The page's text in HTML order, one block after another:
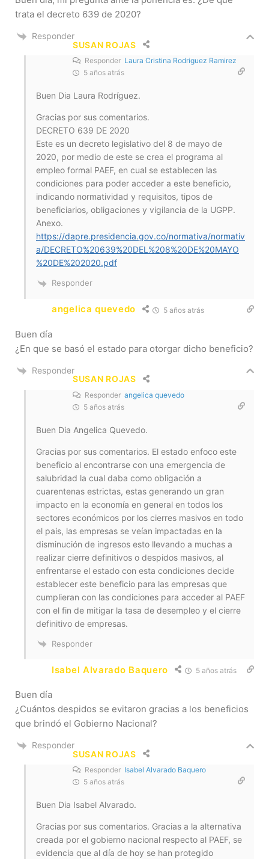
trata el decreto 639 de 2020?
Responder
SUSAN ROJAS
Responder Laura Cristina Rodriguez Ramirez
5 años atrás
Buen Dia Laura Rodríguez.
Gracias por sus comentarios.
DECRETO 639 DE 2020
Este es un decreto legislativo del 8 de mayo de
2020, por medio de este se crea el programa al
empleo formal PAEF, en cual se establecen las
condiciones para poder acceder a este beneficio,
indicando normatividad y requisitos, tipos de
beneficiarios, obligaciones y vigilancia de la UGPP.
Anexo.
https://dapre.presidencia.gov.co/normativa/normativ
a/DECRETO%20639%20DEL%208%20DE%20MAYO
%20DE%202020.pdf
Responder
angelica quevedo 5 años atrás
Buen día
¿En que se basó el estado para otorgar dicho beneficio?
Responder
SUSAN ROJAS
Responder angelica quevedo
5 años atrás
Buen Dia Angelica Quevedo.
Gracias por sus comentarios. El estado enfoco este
beneficio al encontrarse con una emergencia de
salubridad la cual daba como obligación a
cuarentenas estrictas, estas generando un gran
impacto en la economía en general en todos los
sectores económicos por los cierres masivos en todo
el pais, las empresas se veían impactadas en la
disminución de ingresos esto llevando a muchas a
realizar cierre definitivos o despidos masivos, al
enfrentarse el estado con esta condiciones decide
establecer este beneficio para las empresas que
cumplieran con las condiciones para acceder al PAEF
con el fin de mitigar la tasa de desempleo y el cierre
definitivo de empresas.
Responder
Isabel Alvarado Baquero 5 años atrás
Buen día
¿Cuántos despidos se evitaron gracias a los beneficios
que brindó el Gobierno Nacional?
Responder
SUSAN ROJAS
Responder Isabel Alvarado Baquero
5 años atrás
Buen Dia Isabel Alvarado.
Gracias por sus comentarios. Gracias a la alternativa
creada por el gobierno nacional respecto al PAEF, se
evidencia que al día de hoy se han protegido